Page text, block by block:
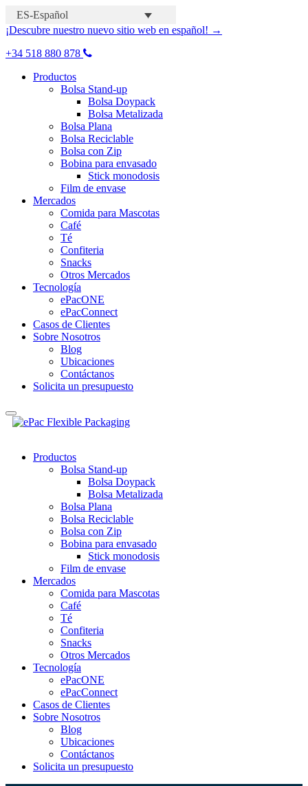
ES-Español
¡Descubre nuestro nuevo sitio web en español! →
+34 518 880 878
Productos
Bolsa Stand-up
Bolsa Doypack
Bolsa Metalizada
Bolsa Plana
Bolsa Reciclable
Bolsa con Zip
Bobina para envasado
Stick monodosis
Film de envase
Mercados
Comida para Mascotas
Café
Té
Confiteria
Snacks
Otros Mercados
Tecnología
ePacONE
ePacConnect
Casos de Clientes
Sobre Nosotros
Blog
Ubicaciones
Contáctanos
Solicita un presupuesto
Productos
Bolsa Stand-up
Bolsa Doypack
Bolsa Metalizada
Bolsa Plana
Bolsa Reciclable
Bolsa con Zip
Bobina para envasado
Stick monodosis
Film de envase
Mercados
Comida para Mascotas
Café
Té
Confiteria
Snacks
Otros Mercados
Tecnología
ePacONE
ePacConnect
Casos de Clientes
Sobre Nosotros
Blog
Ubicaciones
Contáctanos
Solicita un presupuesto